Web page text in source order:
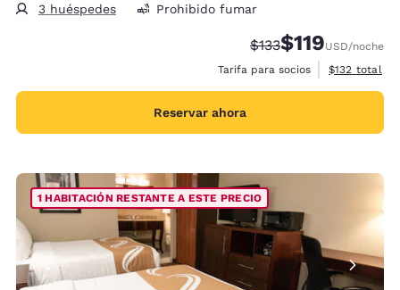
3 huéspedes Prohibido fumar
Precio tachado:
$133Precio con
$119USD/noche
Tarifa para socios
Ver detalles
$132 total
Reservar ahora
1 HABITACIÓN RESTANTE A ESTE PRECIO